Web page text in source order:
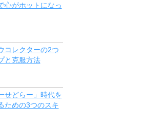
心がホットになっ
コレクターの2つ
と克服方法
せどらー」時代を
ための3つのスキ